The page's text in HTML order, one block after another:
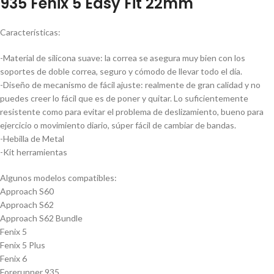
Características:
-Material de silicona suave: la correa se asegura muy bien con los
soportes de doble correa, seguro y cómodo de llevar todo el día.
-Diseño de mecanismo de fácil ajuste: realmente de gran calidad y no
puedes creer lo fácil que es de poner y quitar. Lo suficientemente
resistente como para evitar el problema de deslizamiento, bueno para
ejercicio o movimiento diario, súper fácil de cambiar de bandas.
-Hebilla de Metal
-Kit herramientas
Algunos modelos compatibles:
Approach S60
Approach S62
Approach S62 Bundle
Fenix 5
Fenix 5 Plus
Fenix 6